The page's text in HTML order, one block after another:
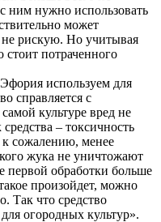
ним нужно использовать
может
не рискую. Но учитывая
стоит потраченного
используем для
справляется с
культуре вред не
– токсичность
сожалению, менее
жука не уничтожают
первой обработки больше
произойдет, можно
Так что средство
огородных культур».